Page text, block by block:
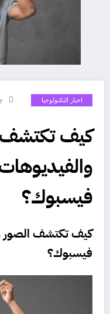
اخبار التكنولوجيا
كيف تكتشف
فيسبوك؟
كيف تكتشف الصور
فيسبوك؟